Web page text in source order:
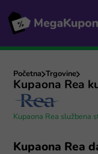
Početna Trgovine
Kupaona Rea
Kupaona Rea službena
Kupaona Rea